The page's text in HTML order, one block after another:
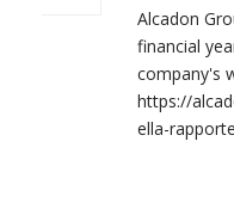
Alcadon
financial
company's
https://
ella-